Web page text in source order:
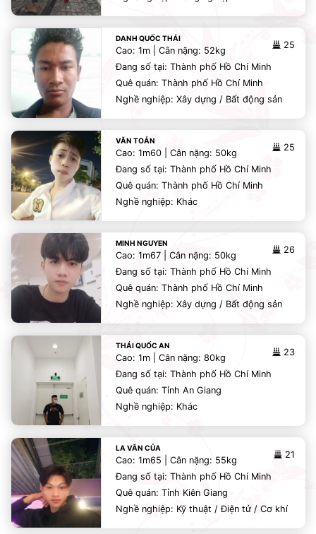
DANH QUỐC THÁI
25
Cao: 1m | Cân nặng: 52kg
Đang số tại: Thành phố Hồ Chí Minh
Quê quán: Thành phố Hồ Chí Minh
Nghề nghiệp: Xây dựng / Bất động sản
VĂN TOẢN
25
Cao: 1m60 | Cân nặng: 50kg
Đang số tại: Thành phố Hồ Chí Minh
Quê quán: Thành phố Hồ Chí Minh
Nghề nghiệp: Khác
MINH NGUYEN
26
Cao: 1m67 | Cân nặng: 50kg
Đang số tại: Thành phố Hồ Chí Minh
Quê quán: Thành phố Hồ Chí Minh
Nghề nghiệp: Xây dựng / Bất động sản
THÁI QUỐC AN
23
Cao: 1m | Cân nặng: 80kg
Đang số tại: Thành phố Hồ Chí Minh
Quê quán: Tỉnh An Giang
Nghề nghiệp: Khác
LA VĂN CỦA
21
Cao: 1m65 | Cân nặng: 55kg
Đang số tại: Thành phố Hồ Chí Minh
Quê quán: Tỉnh Kiên Giang
Nghề nghiệp: Kỹ thuật / Điện tử / Cơ khí